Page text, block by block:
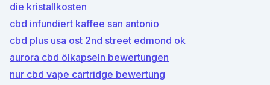
die kristallkosten
cbd infundiert kaffee san antonio
cbd plus usa ost 2nd street edmond ok
aurora cbd ölkapseln bewertungen
nur cbd vape cartridge bewertung